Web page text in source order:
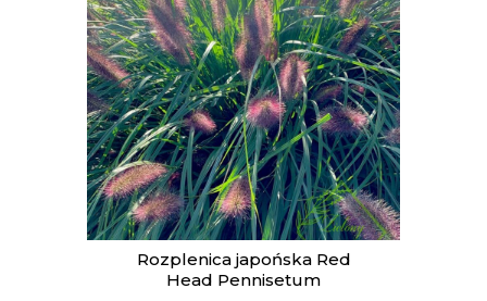
Rozplenica japońska Red
Head Pennisetum